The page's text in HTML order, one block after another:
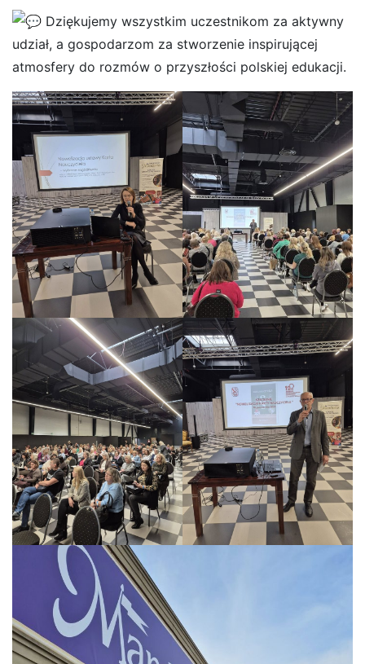
Dziękujemy wszystkim uczestnikom za aktywny
udział, a gospodarzom za stworzenie inspirującej
atmosfery do rozmów o przyszłości polskiej edukacji.